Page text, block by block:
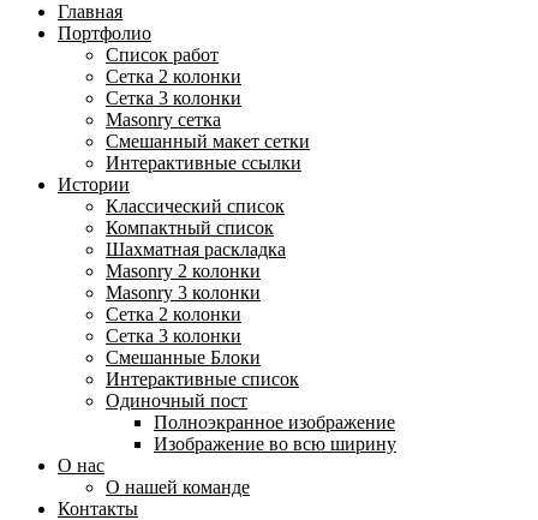
Главная
Портфолио
Список работ
Сетка 2 колонки
Сетка 3 колонки
Masonry сетка
Смешанный макет сетки
Интерактивные ссылки
Истории
Классический список
Компактный список
Шахматная раскладка
Masonry 2 колонки
Masonry 3 колонки
Сетка 2 колонки
Сетка 3 колонки
Смешанные Блоки
Интерактивные список
Одиночный пост
Полноэкранное изображение
Изображение во всю ширину
О нас
О нашей команде
Контакты